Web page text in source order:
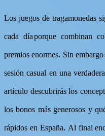
Los juegos de tragamonedas
cada día porque combinan
premios enormes. Sin
sesión casual en una
artículo descubrirás los
los bonos más generosos y
rápidos en España. Al final